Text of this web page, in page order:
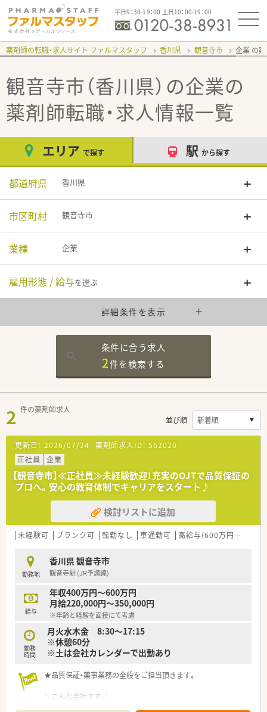
平日9：30-19：00 土日10：00-19：00
薬剤師の転職・求人サイト ファルマスタッフ 香川県 観音寺市 企業
観音寺市（香川県）の企業の
薬剤師転職・求人情報一覧
エリア で探す 駅 から探す
都道府県 香川県
市区町村 観音寺市
業種 企業
雇用形態 / 給与を選ぶ
詳細条件を表示
条件に合う求人
2件を検索する
2 件の薬剤師求人
並び順
更新日： 2026/07/24 薬剤師求人ID： 562020
正社員
企業
【観音寺市】≪正社員≫未経験歓迎！充実のOJTで品質保証の
プロへ。安心の教育体制でキャリアをスタート♪
検討リストに追加
未経験可 ブランク可 転勤なし 車通勤可 高給与(600万円以上)
勤務地
香川県 観音寺市
観音寺駅 (JR予讃線)
給与
年収400万円～600万円
月給220,000円～350,000円
※年齢と経験を面接にて考慮
勤務
時間
月火水木金 8:30～17:15
※休憩60分
※土は会社カレンダーで出勤あり
★品質保証・薬事業務の全般をご担当頂きます。
＼こんな会社です／